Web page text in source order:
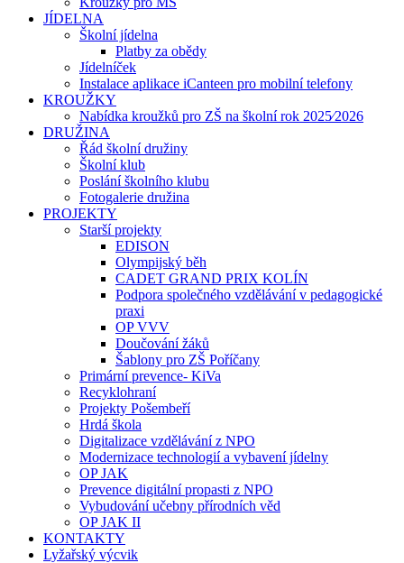
JÍDELNA
Školní jídelna
Platby za obědy
Jídelníček
Instalace aplikace iCanteen pro mobilní telefony
KROUŽKY
Nabídka kroužků pro ZŠ na školní rok 2025⁄2026
DRUŽINA
Řád školní družiny
Školní klub
Poslání školního klubu
Fotogalerie družina
PROJEKTY
Starší projekty
EDISON
Olympijský běh
CADET GRAND PRIX KOLÍN
Podpora společného vzdělávání v pedagogické
praxi
OP VVV
Doučování žáků
Šablony pro ZŠ Poříčany
Primární prevence- KiVa
Recyklohraní
Projekty Pošembeří
Hrdá škola
Digitalizace vzdělávání z NPO
Modernizace technologií a vybavení jídelny
OP JAK
Prevence digitální propasti z NPO
Vybudování učebny přírodních věd
OP JAK II
KONTAKTY
Lyžařský výcvik